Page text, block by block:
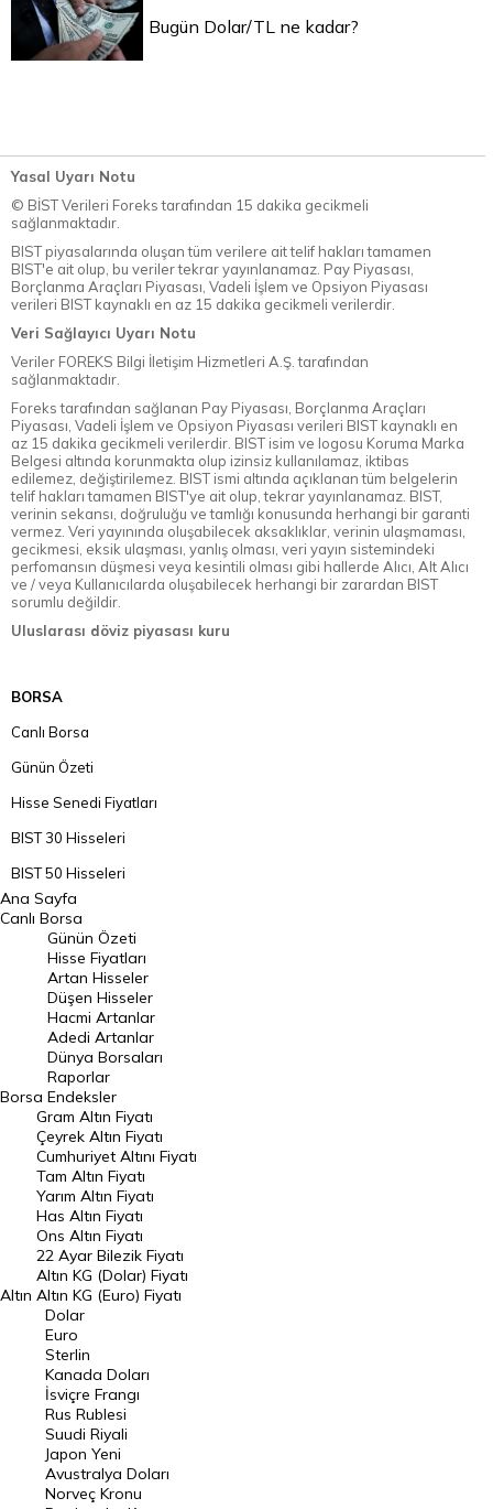
Bugün Dolar/TL ne kadar?
Yasal Uyarı Notu
© BİST Verileri Foreks tarafından 15 dakika gecikmeli
sağlanmaktadır.
BIST piyasalarında oluşan tüm verilere ait telif hakları tamamen
BIST'e ait olup, bu veriler tekrar yayınlanamaz. Pay Piyasası,
Borçlanma Araçları Piyasası, Vadeli İşlem ve Opsiyon Piyasası
verileri BIST kaynaklı en az 15 dakika gecikmeli verilerdir.
Veri Sağlayıcı Uyarı Notu
Veriler FOREKS Bilgi İletişim Hizmetleri A.Ş. tarafından
sağlanmaktadır.
Foreks tarafından sağlanan Pay Piyasası, Borçlanma Araçları
Piyasası, Vadeli İşlem ve Opsiyon Piyasası verileri BIST kaynaklı en
az 15 dakika gecikmeli verilerdir. BIST isim ve logosu Koruma Marka
Belgesi altında korunmakta olup izinsiz kullanılamaz, iktibas
edilemez, değiştirilemez. BIST ismi altında açıklanan tüm belgelerin
telif hakları tamamen BIST'ye ait olup, tekrar yayınlanamaz. BIST,
verinin sekansı, doğruluğu ve tamlığı konusunda herhangi bir garanti
vermez. Veri yayınında oluşabilecek aksaklıklar, verinin ulaşmaması,
gecikmesi, eksik ulaşması, yanlış olması, veri yayın sistemindeki
perfomansın düşmesi veya kesintili olması gibi hallerde Alıcı, Alt Alıcı
ve / veya Kullanıcılarda oluşabilecek herhangi bir zarardan BIST
sorumlu değildir.
Uluslarası döviz piyasası kuru
BORSA
Canlı Borsa
Günün Özeti
Hisse Senedi Fiyatları
BIST 30 Hisseleri
BIST 50 Hisseleri
BIST 100 Hisseleri
En Çok Artan Hisseler
En Çok Düşen Hisseler
Hacmi Artanlar
Geçmiş Kapanışlar
Dünya Borsaları
Raporlar
Endeksler
DÖVİZ
Döviz Kuru
Dolar Kuru
Euro Kuru
Pound Kuru
Frank Kuru
Riyal Kuru
Avustralya Doları
Danimarka Kronu Kuru
Ana Sayfa
Canlı Borsa
Borsa
Günün Özeti
Hisse Fiyatları
Artan Hisseler
Düşen Hisseler
Hacmi Artanlar
Adedi Artanlar
Dünya Borsaları
Raporlar
Endeksler
Altın
Gram Altın Fiyatı
Çeyrek Altın Fiyatı
Cumhuriyet Altını Fiyatı
Tam Altın Fiyatı
Yarım Altın Fiyatı
Has Altın Fiyatı
Ons Altın Fiyatı
22 Ayar Bilezik Fiyatı
Altın KG (Dolar) Fiyatı
Altın KG (Euro) Fiyatı
Dolar
Euro
Sterlin
Kanada Doları
İsviçre Frangı
Rus Rublesi
Suudi Riyali
Japon Yeni
Avustralya Doları
Norveç Kronu